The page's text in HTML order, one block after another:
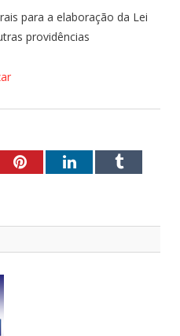
para a elaboração da Lei
providências
PinterestLinkedInTumblr